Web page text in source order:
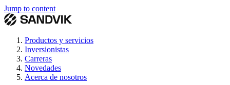
Jump to content
Productos y servicios
Inversionistas
Carreras
Novedades
Acerca de nosotros